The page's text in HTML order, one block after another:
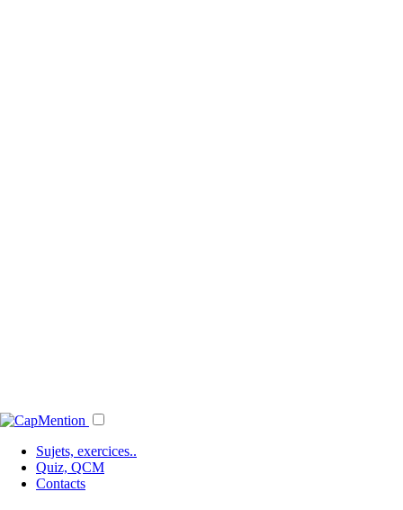
Sujets, exercices..
Quiz, QCM
Contacts